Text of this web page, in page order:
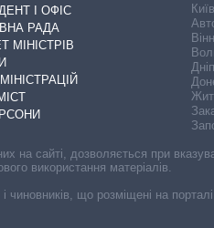
І ОФІС
РАДА
МІНІСТРІВ
Київ
на сайті, дозволяється при
використання матеріалів.
і чиновників, що розміщені на